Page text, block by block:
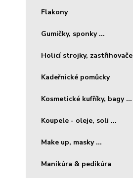
Flakony
Gumičky, sponky ...
Holicí strojky, zastřihovače
Kadeřnické pomůcky
Kosmetické kufříky, bagy ...
Koupele - oleje, soli ...
Make up, masky ...
Manikúra & pedikúra